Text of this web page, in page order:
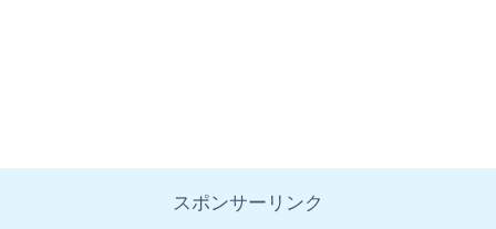
スポンサーリンク